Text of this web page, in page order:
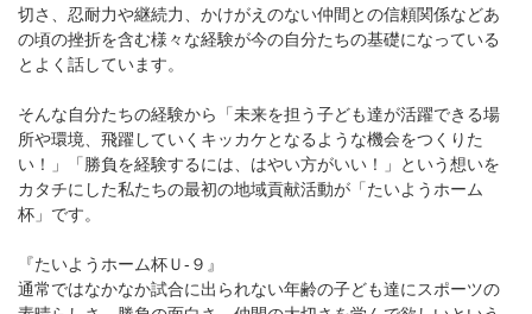
切さ、忍耐力や継続力、かけがえのない仲間との信頼関係などあ
の頃の挫折を含む様々な経験が今の自分たちの基礎になっている
とよく話しています。
そんな自分たちの経験から「未来を担う子ども達が活躍できる場
所や環境、飛躍していくキッカケとなるような機会をつくりた
い！」「勝負を経験するには、はやい方がいい！」という想いを
カタチにした私たちの最初の地域貢献活動が「たいようホーム
杯」です。
『たいようホーム杯Ｕ-９』
通常ではなかなか試合に出られない年齢の子ども達にスポーツの